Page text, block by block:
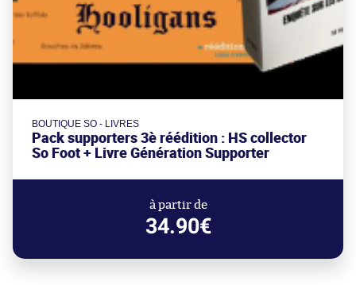
BOUTIQUE SO - LIVRES
Pack supporters 3è réédition : HS collector
So Foot + Livre Génération Supporter
à partir de
34.90€